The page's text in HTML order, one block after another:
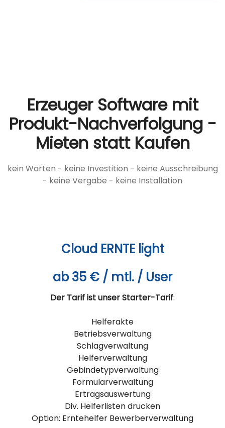
Erzeuger Software mit
Produkt-Nachverfolgung -
Mieten statt Kaufen
kein Warten - keine Investition - keine Ausschreibung
- keine Vergabe - keine Installation
Cloud ERNTE light
ab 35 € / mtl. / User
Der Tarif ist unser Starter-Tarif:
Helferakte
Betriebsverwaltung
Schlagverwaltung
Helferverwaltung
Gebindetypverwaltung
Formularverwaltung
Ertragsauswertung
Div. Helferlisten drucken
Option: Erntehelfer Bewerberverwaltung